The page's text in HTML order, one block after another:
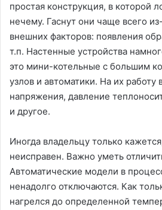
простая конструкция, в которой
нечему. Гаснут они чаще всего
внешних факторов: появления
т.п. Настенные устройства
это мини-котельные с большим
узлов и автоматики. На их
напряжения, давление
и другое.
Иногда владельцу только
неисправен. Важно уметь
Автоматические модели в
ненадолго отключаются. Как
нагрелся до определенной